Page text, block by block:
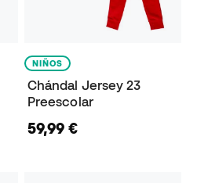
NIÑOS
Chándal Jersey 23
Preescolar
59,99 €